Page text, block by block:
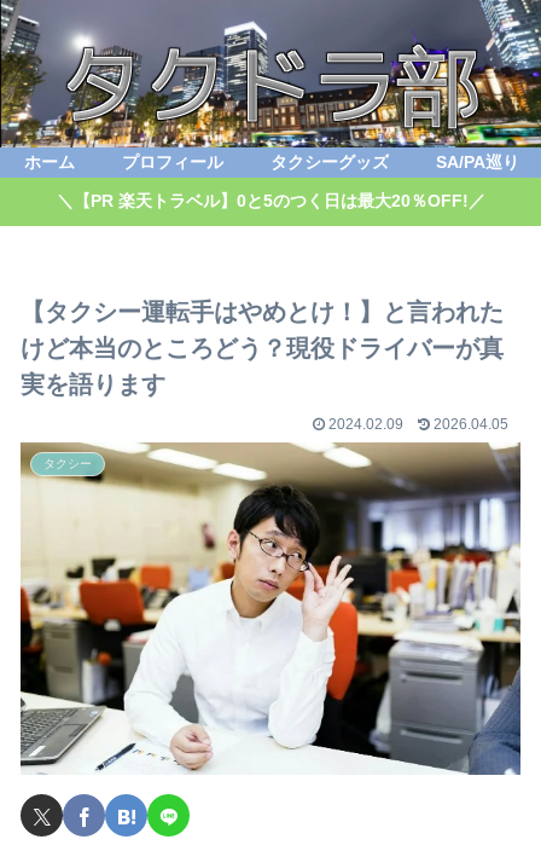
ホーム プロフィール タクシーグッズ SA/PA巡り
＼【PR 楽天トラベル】0と5のつく日は最大20％OFF!／
【タクシー運転手はやめとけ！】と言われた
けど本当のところどう？現役ドライバーが真
実を語ります
2024.02.09 2026.04.05
タクシー